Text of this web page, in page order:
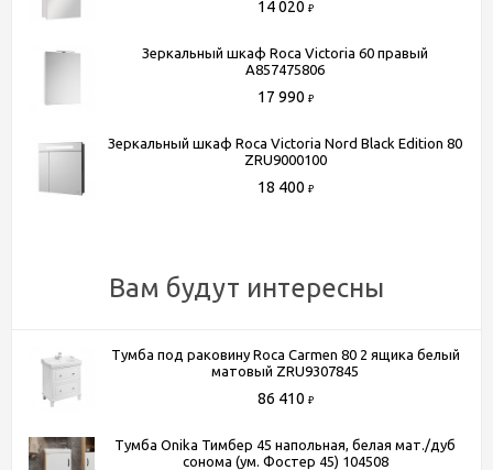
- Самовывоз из шоу-рума по адресу Киевское шоссе, 500
павильон 205В
(для всей России)
телефону
+7 (495) 150-07-16или+7 (964) 645-17-27
14 020 ₽
Зеркальный шкаф Roca Victoria 60 правый
A857475806
17 990 ₽
Зеркальный шкаф Roca Victoria Nord Black Edition 80
ZRU9000100
18 400 ₽
Вам будут интересны
Тумба под раковину Roca Carmen 80 2 ящика белый
матовый ZRU9307845
86 410 ₽
Тумба Onika Тимбер 45 напольная, белая мат./дуб
сонома (ум. Фостер 45) 104508